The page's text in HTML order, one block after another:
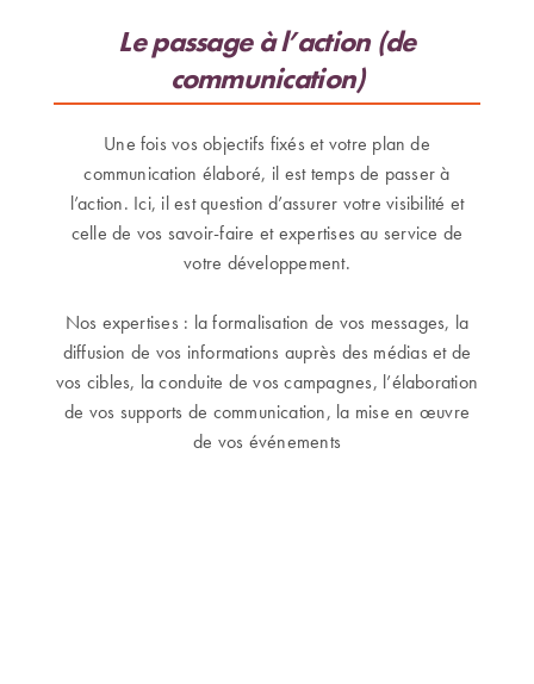
Le passage à l’action (de
communication)
Une fois vos objectifs fixés et votre plan de
communication élaboré, il est temps de passer à
l’action. Ici, il est question d’assurer votre visibilité et
celle de vos savoir-faire et expertises au service de
votre développement.
Nos expertises : la formalisation de vos messages, la
diffusion de vos informations auprès des médias et de
vos cibles, la conduite de vos campagnes, l’élaboration
de vos supports de communication, la mise en œuvre
de vos événements